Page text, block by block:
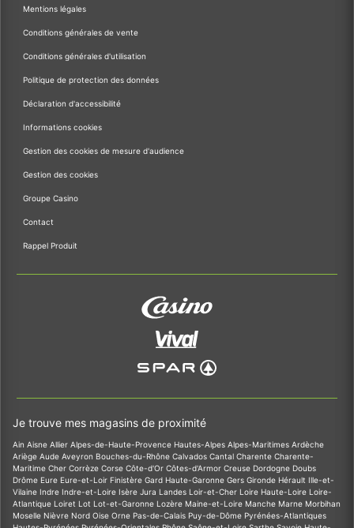
Mentions légales
Conditions générales de vente
Conditions générales d'utilisation
Politique de protection des données
Déclaration d'accessibilité
Informations cookies
Gestion des cookies de mesure d'audience
Gestion des cookies
Groupe Casino
Contact
Rappel Produit
Je trouve mes magasins de proximité
Ain Aisne Allier Alpes-de-Haute-Provence Hautes-Alpes Alpes-Maritimes Ardèche
Ariège Aude Aveyron Bouches-du-Rhône Calvados Cantal Charente Charente-
Maritime Cher Corrèze Corse Côte-d'Or Côtes-d'Armor Creuse Dordogne Doubs
Drôme Eure Eure-et-Loir Finistère Gard Haute-Garonne Gers Gironde Hérault Ille-et-
Vilaine Indre Indre-et-Loire Isère Jura Landes Loir-et-Cher Loire Haute-Loire Loire-
Atlantique Loiret Lot Lot-et-Garonne Lozère Maine-et-Loire Manche Marne Morbihan
Moselle Nièvre Nord Oise Orne Pas-de-Calais Puy-de-Dôme Pyrénées-Atlantiques